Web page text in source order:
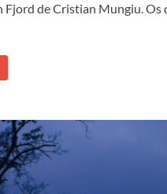
Fjord de Cristian Mungiu. Os